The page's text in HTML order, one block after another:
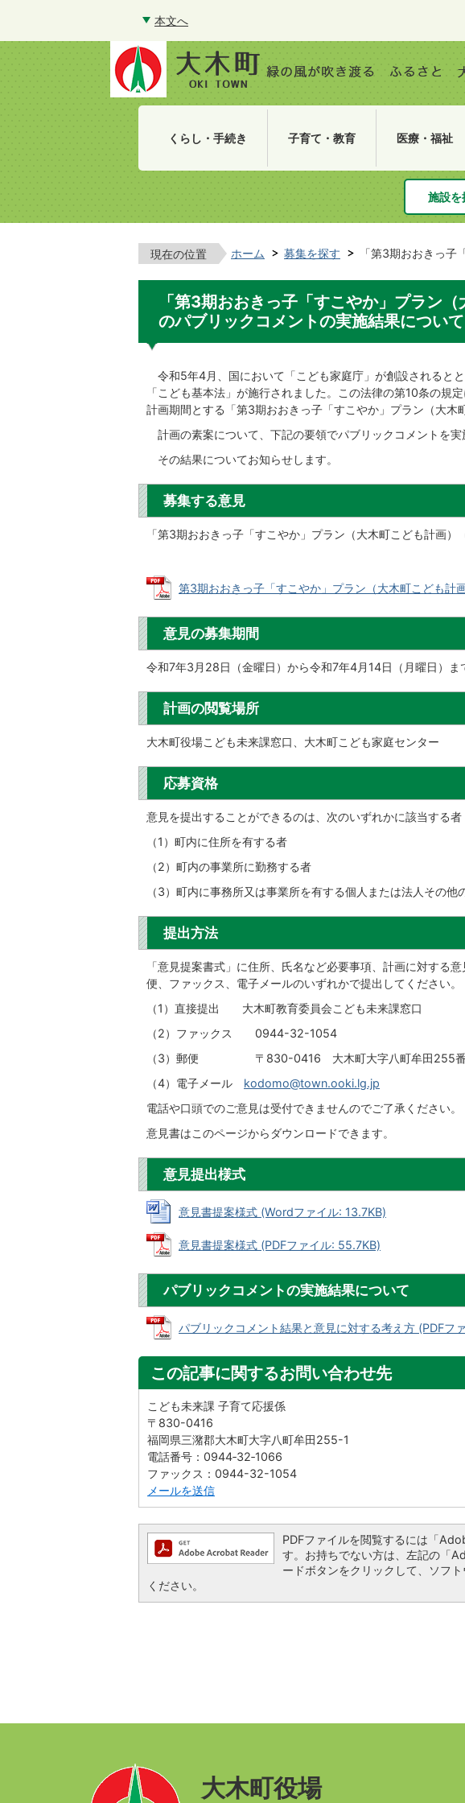
本文へ
くらし・手続き 子育て・教育 医療・福祉
施設を
現在の位置 ホーム 募集を探す 「第3期おおきっ
「第3期おおきっ子「すこやか」プラン（
のパブリックコメントの実施結果について
令和5年4月、国において「こども家庭庁」が創設されると
「こども基本法」が施行されました。この法律の第10条の規
計画期間とする「第3期おおきっ子「すこやか」プラン（大木
計画の素案について、下記の要領でパブリックコメントを実
その結果についてお知らせします。
募集する意見
「第3期おおきっ子「すこやか」プラン（大木町こども計画）
第3期おおきっ子「すこやか」プラン（大木町こども計
意見の募集期間
令和7年3月28日（金曜日）から令和7年4月14日（月曜日）ま
計画の閲覧場所
大木町役場こども未来課窓口、大木町こども家庭センター
応募資格
意見を提出することができるのは、次のいずれかに該当する者
（1）町内に住所を有する者
（2）町内の事業所に勤務する者
（3）町内に事務所又は事業所を有する個人または法人その他
提出方法
「意見提案書式」に住所、氏名など必要事項、計画に対する
便、ファックス、電子メールのいずれかで提出してください。
（1）直接提出 大木町教育委員会こども未来課窓口
（2）ファックス 0944-32-1054
（3）郵便 〒830-0416 大木町大字八町牟田255番
（4）電子メール kodomo@town.ooki.lg.jp
電話や口頭でのご意見は受付できませんのでご了承ください。
意見書はこのページからダウンロードできます。
意見提出様式
意見書提案様式 (Wordファイル: 13.7KB)
意見書提案様式 (PDFファイル: 55.7KB)
パブリックコメントの実施結果について
パブリックコメント結果と意見に対する考え方 (PDFフ
この記事に関するお問い合わせ先
こども未来課 子育て応援係
〒830-0416
福岡県三潴郡大木町大字八町牟田255-1
電話番号：0944‐32‐1066
ファックス：0944-32-1054
メールを送信
PDFファイルを閲覧するには「
す。お持ちでない方は、左記の「
ードボタンをクリックして、ソフ
ください。
大木町役場